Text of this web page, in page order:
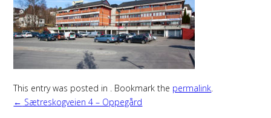
This entry was posted in . Bookmark the permalink.
← Sætreskogveien 4 – Oppegård